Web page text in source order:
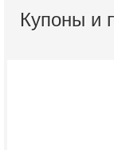
Купоны и